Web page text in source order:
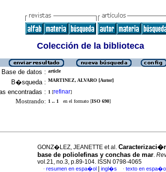
Colección de la biblioteca
Base de datos : article
B�squeda : MARTINEZ, ALVARO [Autor]
encontradas : 1 [refinar]
Mostrando: 1 .. 1 en el formato [ISO 690]
GONZ�LEZ, JEANETTE et al.
base de poliolefinas y conchas de mar.
vol.21, no.3, p.89-104. ISSN 0798-4065
· resumen en espa�ol ingl�s · texto en